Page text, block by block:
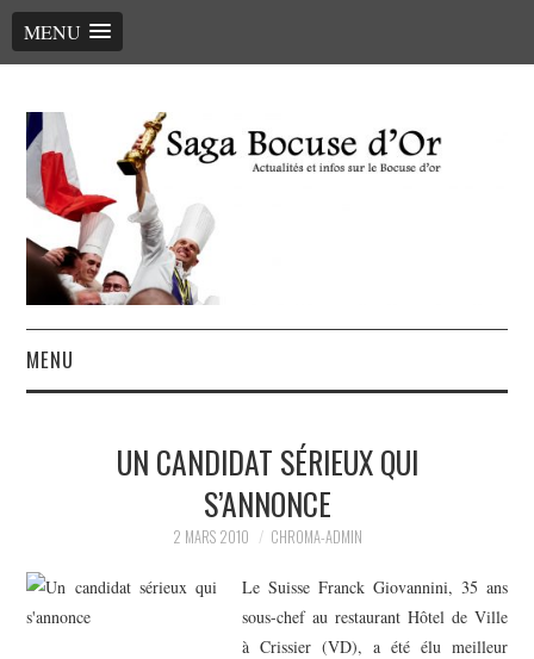
MENU
MENU
LE PALMARÈS, LES CHEFS
SAGA BOCUSE D’OR ?
UN CANDIDAT SÉRIEUX QUI
S’ANNONCE
2 MARS 2010 CHROMA-ADMIN
Le Suisse Franck Giovannini, 35 ans
sous-chef au restaurant Hôtel de Ville
à Crissier (VD), a été élu meilleur